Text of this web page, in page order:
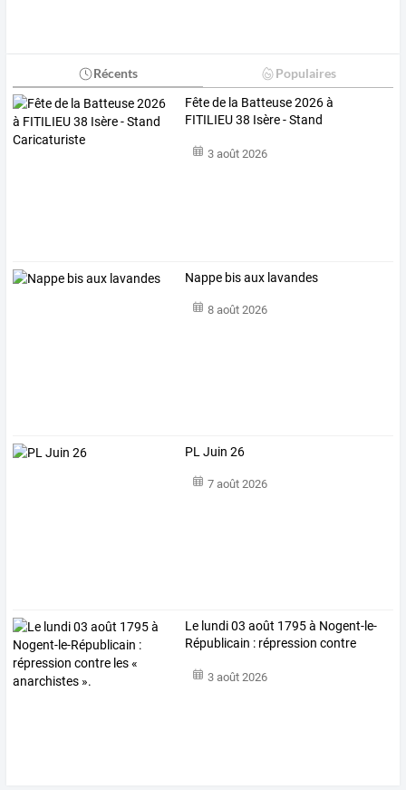
Récents Populaires
Fête de la Batteuse 2026 à
FITILIEU 38 Isère - Stand
3 août 2026
Nappe bis aux lavandes
8 août 2026
PL Juin 26
7 août 2026
Le lundi03 août 1795à Nogent-le-
Républicain : répression contre
3 août 2026